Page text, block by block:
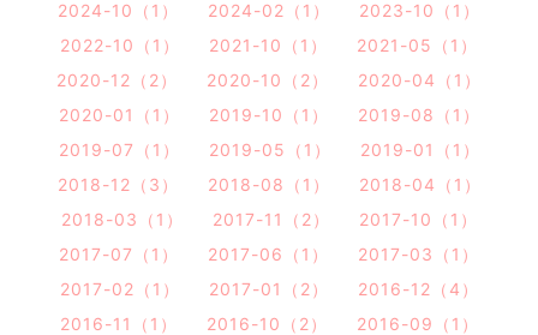
2024-10（1） 2024-02（1）
2023-10（1）
2022-10（1）
2021-10（1）
2021-05（1）
2020-12（2）
2020-10（2）
2020-04（1）
2020-01（1）
2019-10（1）
2019-08（1）
2019-07（1）
2019-05（1）
2019-01（1）
2018-12（3）
2018-08（1）
2018-04（1）
2018-03（1）
2017-11（2）
2017-10（1）
2017-07（1）
2017-06（1）
2017-03（1）
2017-02（1）
2017-01（2）
2016-12（4）
2016-11（1）
2016-10（2）
2016-09（1）